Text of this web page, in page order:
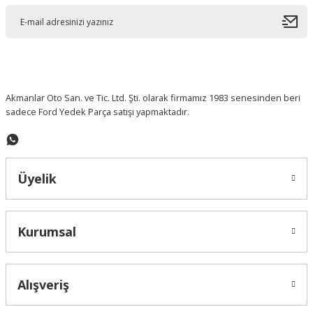
Akmanlar Oto San. ve Tic. Ltd. Şti. olarak firmamız 1983 senesinden beri
sadece Ford Yedek Parça satışı yapmaktadır.
Üyelik
Kurumsal
Alışveriş